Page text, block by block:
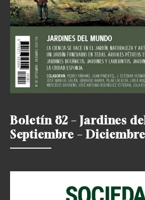
Boletín 82 – Jardines
Septiembre –